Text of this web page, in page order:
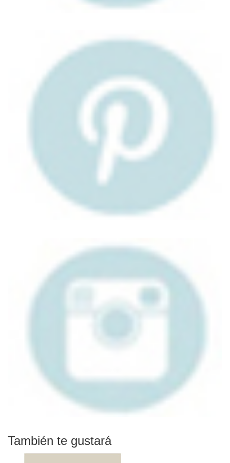
También te gustará